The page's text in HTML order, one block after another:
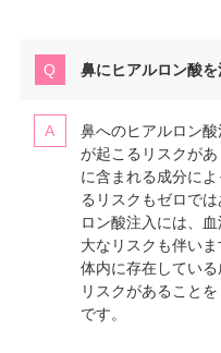
鼻にヒアルロン酸
鼻へのヒアルロン
が起こるリスクが
に含まれる成分に
るリスクもゼロで
ロン酸注入には、
大なリスクも伴い
体内に存在してい
リスクがあること
です。